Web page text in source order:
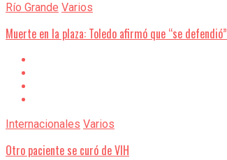
Río Grande Varios
Muerte en la plaza: Toledo afirmó que “se defendió”
Internacionales Varios
Otro paciente se curó de VIH